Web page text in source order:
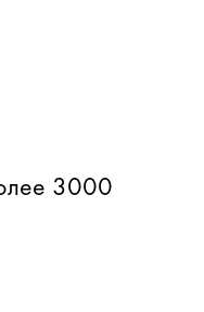
3000